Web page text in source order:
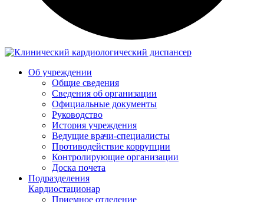
Об учреждении
Общие сведения
Сведения об организации
Официальные документы
Руководство
История учреждения
Ведущие врачи-специалисты
Противодействие коррупции
Контролирующие организации
Доска почета
Подразделения
Кардиостационар
Приемное отделение